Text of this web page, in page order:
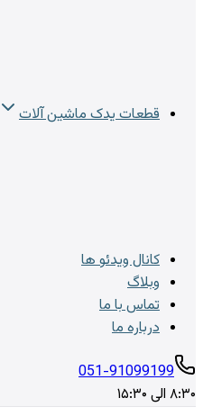
قطعات یدک ماشین آلات
کانال ویدئو ها
وبلاگ
تماس با ما
درباره ما
051-91099199
۸:۳۰ الی ۱۵:۳۰